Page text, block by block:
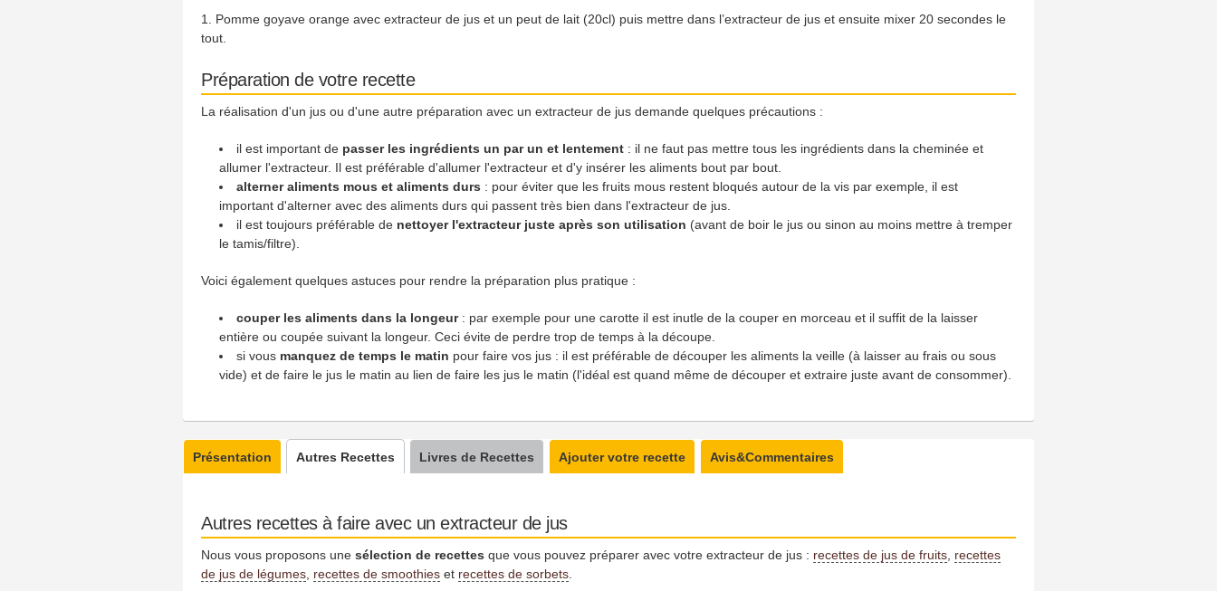
Pomme goyave orange avec extracteur de jus et un peut de lait (20cl) puis mettre dans l’extracteur de jus et ensuite mixer 20 secondes le
tout.
Préparation de votre recette
La réalisation d'un jus ou d'une autre préparation avec un extracteur de jus demande quelques précautions :
il est important de passer les ingrédients un par un et lentement : il ne faut pas mettre tous les ingrédients dans la cheminée et
allumer l'extracteur. Il est préférable d'allumer l'extracteur et d'y insérer les aliments bout par bout.
alterner aliments mous et aliments durs : pour éviter que les fruits mous restent bloqués autour de la vis par exemple, il est
important d'alterner avec des aliments durs qui passent très bien dans l'extracteur de jus.
il est toujours préférable de nettoyer l'extracteur juste après son utilisation (avant de boir le jus ou sinon au moins mettre à tremper
le tamis/filtre).
Voici également quelques astuces pour rendre la préparation plus pratique :
couper les aliments dans la longeur: par exemple pour une carotte il est inutle de la couper en morceau et il suffit de la laisser
entière ou coupée suivant la longeur. Ceci évite de perdre trop de temps à la découpe.
si vous manquez de temps le matin pour faire vos jus : il est préférable de découper les aliments la veille (à laisser au frais ou sous
vide) et de faire le jus le matin au lien de faire les jus le matin (l'idéal est quand même de découper et extraire juste avant de consommer).
Présentation Autres Recettes Livres de Recettes Ajouter votre recette Avis&Commentaires
Autres recettes à faire avec un extracteur de jus
Nous vous proposons une sélection de recettes que vous pouvez préparer avec votre extracteur de jus : recettes de jus de fruits recettes
de jus de légumes recettes de smoothies et recettes de sorbets